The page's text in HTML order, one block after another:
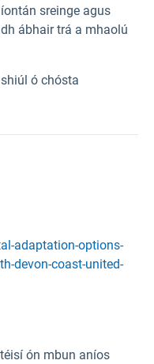
sreinge agus
ábhair trá a mhaolú
ó chósta
adaptation-options-
devon-coast-united-
ón mbun aníos